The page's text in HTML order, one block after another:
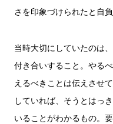
さを印象づけられたと自負
当時大切にしていたのは
付き合いすること。やる
えるべきことは伝えさせ
していれば、そうとはっ
いることがわかるもの。